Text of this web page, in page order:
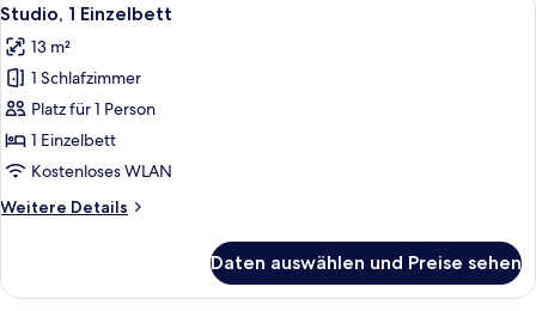
Fotos
für
Studio,
1 Einzelbett
anzeigen
5
Studio, 1 Einzelbett
13 m²
1 Schlafzimmer
Platz für 1 Person
1 Einzelbett
Kostenloses WLAN
Weitere Details
Weitere
1 Einzelbett
Daten auswählen und Preise sehen